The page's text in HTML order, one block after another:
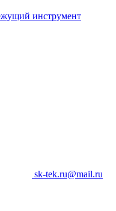
sk-tek.ru@mail.ru